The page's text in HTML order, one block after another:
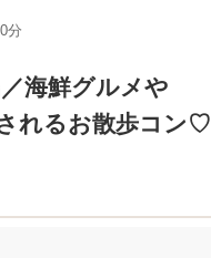
分
海鮮グルメや
れるお散歩コン♡